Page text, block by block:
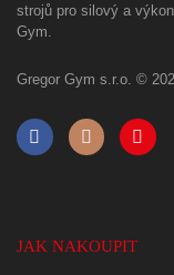
strojů pro silový a
Gym.
Gregor Gym s.r.o. ©
JAK NAKOUPIT